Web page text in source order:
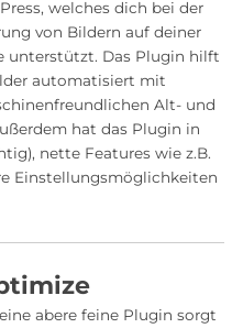
welches dich bei der
von Bildern auf deiner
unterstützt. Das Plugin hilft
automatisiert mit
Alt- und
hat das Plugin in
nette Features wie z.B.
Einstellungsmöglichkeiten
abere feine Plugin sorgt